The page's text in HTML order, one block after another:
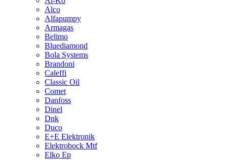
Alco
Alfapumpy
Armagas
Belimo
Bluediamond
Bola Systems
Brandoni
Caleffi
Classic Oil
Comet
Danfoss
Dinel
Dnk
Duco
E+E Elektronik
Elektrobock Mtf
Elko Ep